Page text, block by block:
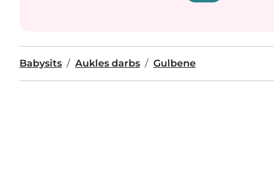
Babysits Aukles darbs Gulbene